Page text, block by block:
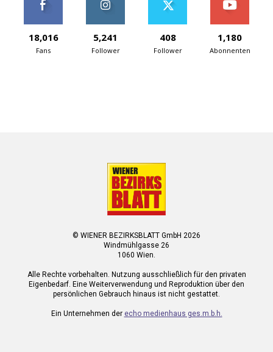
18,016
Fans
5,241
Follower
408
Follower
1,180
Abonnenten
© WIENER BEZIRKSBLATT GmbH 2026
Windmühlgasse 26
1060 Wien.
Alle Rechte vorbehalten. Nutzung ausschließlich für den privaten
Eigenbedarf. Eine Weiterverwendung und Reproduktion über den
persönlichen Gebrauch hinaus ist nicht gestattet.
Ein Unternehmen der echo medienhaus ges.m.b.h.